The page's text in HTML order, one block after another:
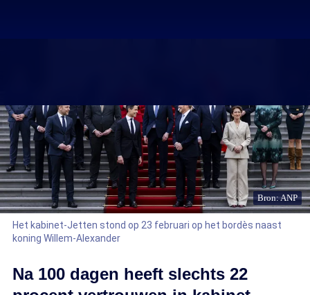
Bron: ANP
Het kabinet-Jetten stond op 23 februari op het bordès naast
koning Willem-Alexander
Na 100 dagen heeft slechts 22